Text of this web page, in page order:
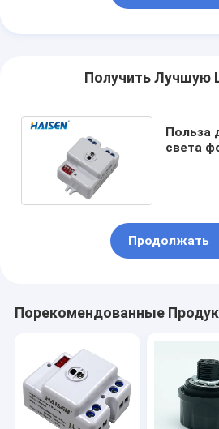
Получить Лучшую
Польза
света
Продолжать
Порекомендованные